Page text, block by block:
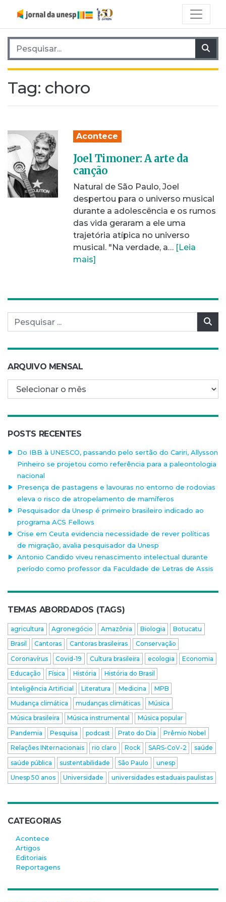
Pesquisar por:
Tag: choro
Acontece
Joel Timoner: A arte da
canção
Natural de São Paulo, Joel
despertou para o universo musical
durante a adolescência e os rumos
das vida geraram a ele uma
trajetória atípica no universo
musical. "Na verdade, a… [Leia
mais]
Pesquisar por:
ARQUIVO MENSAL
Arquivo mensal
POSTS RECENTES
Do IBB à UNESCO, passando pelo sertão do Cariri, Allysson
Pinheiro se projetou como referência para a paleontologia
nacional
Presença de pastagens e lavouras no entorno de rodovias
eleva o risco de atropelamento de mamíferos
Pesquisador da Unesp é primeiro brasileiro indicado ao
programa ACS Fellows
Crise em Ceuta evidencia necessidade de rever políticas
de migração, avalia pesquisador da Unesp
Antonio Candido viveu renascimento intelectual durante
período como professor da Faculdade de Letras de Assis
TEMAS ABORDADOS (TAGS)
agricultura Agronegócio Amazônia Biologia
Botucatu
Brasil
Cantoras Cantoras brasileiras
Conservação
Coronavírus
Covid-19 Cultura brasileira ecologia
Economia
Educação
Física História
História do Brasil
Inteligência Artificial
Literatura Medicina
MPB
Mudança climática
mudanças climáticas
Música
Música brasileira
Música instrumental
Música popular
Pandemia
Pesquisa podcast Prato do Dia
Prêmio Nobel
Relações INternacionais
rio claro Rock SARS-CoV-2
saúde
saúde pública
sustentabilidade São Paulo
unesp
Unesp 50 anos
Universidade universidades estaduais paulistas
CATEGORIAS
Acontece
Artigos
Editoriais
Reportagens